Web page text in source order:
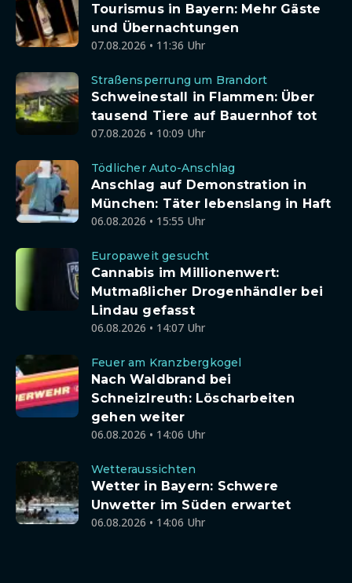
Tourismus in Bayern: Mehr Gäste
und Übernachtungen
07.08.2026 • 11:36 Uhr
Straßensperrung um Brandort
Schweinestall in Flammen: Über
tausend Tiere auf Bauernhof tot
07.08.2026 • 10:09 Uhr
Tödlicher Auto-Anschlag
Anschlag auf Demonstration in
München: Täter lebenslang in Haft
06.08.2026 • 15:55 Uhr
Europaweit gesucht
Cannabis im Millionenwert:
Mutmaßlicher Drogenhändler bei
Lindau gefasst
06.08.2026 • 14:07 Uhr
Feuer am Kranzbergkogel
Nach Waldbrand bei
Schneizlreuth: Löscharbeiten
gehen weiter
06.08.2026 • 14:06 Uhr
Wetteraussichten
Wetter in Bayern: Schwere
Unwetter im Süden erwartet
06.08.2026 • 14:06 Uhr